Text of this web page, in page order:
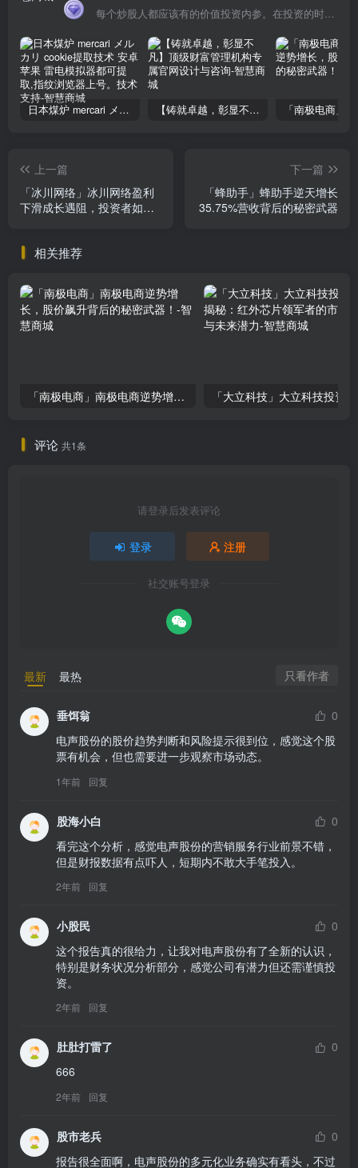
每个炒股人都应该有的价值投资内参。在投资的时候，我们把自己看成是企业分析师——而不是市场分析师，也不是宏观经济分析师，更不是证券分析师。
日本煤炉 mercari メルカリ cookie提取技术 安卓 苹果 雷电模拟器都可提取,指纹浏览器上号。技术支持 【铸就卓越，彰显不凡】顶级财富管理机构专属官网设计与咨询
上一篇
「冰川网络」冰川网络盈利
下滑成长遇阻，投资者如何
下一篇
「蜂助手」蜂助手逆天增长
35.75%营收背后的秘密武器
相关推荐
「南极电商」南极电商逆势增长，股价飙升背后的秘密武器！
评论 共1条
请登录后发表评论
登录 注册
社交账号登录
最新 最热 只看作者
垂饵翁
0
电声股份的股价趋势判断和风险提示很到位，感觉这个股
票有机会，但也需要进一步观察市场动态。
1年前 回复
股海小白
0
看完这个分析，感觉电声股份的营销服务行业前景不错，
但是财报数据有点吓人，短期内不敢大手笔投入。
2年前 回复
小股民
0
这个报告真的很给力，让我对电声股份有了全新的认识，
特别是财务状况分析部分，感觉公司有潜力但还需谨慎投
资。
2年前 回复
肚肚打雷了
0
666
2年前 回复
股市老兵
0
报告很全面啊，电声股份的多元化业务确实有看头，不过